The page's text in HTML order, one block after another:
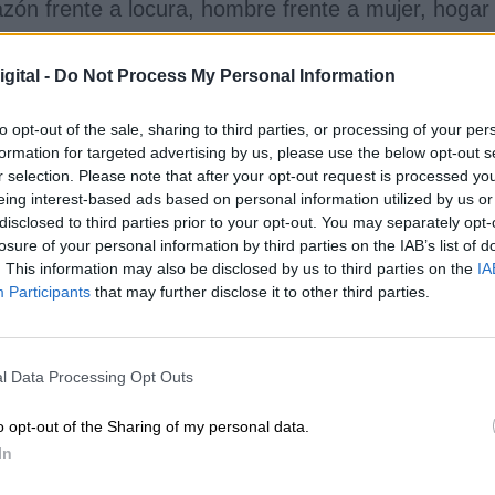
- Do Not Process My Personal Information
opt-out of the sale, sharing to third parties, or processing of your
for targeted advertising by us, please use the below opt-out
selection. Please note that after your opt-out request is processed
interest-based ads based on personal information utilized by us
to third parties prior to your opt-out. You may separately
of your personal information by third parties on the IAB’s list of
This information may also be disclosed by us to third parties on the
Participants that may further disclose it to other third parties.
Data Processing Opt Outs
opt-out of the Sharing of my personal data.
frente a locura, hombre frente a mujer, hogar
Nyheter, publicó ese mes un reportaje en el que
y abuso sexual por parte de Jean-Claude
en los ambientes culturales de
.
denuncias anónimas hace una década, sin
para cuando el número de denunciantes ya
a coger notoriedad mediática.
la luz que Frostenson había caído en
marido de Forum, un club cultural influyente en
de la Academia.
a su marido; y su marido, cumpliendo una
por delitos de violación
Academia Sueca y causó un revuelo y un
durante un añola decisión de qué
en Japón